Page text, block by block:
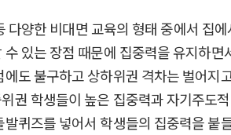
다양한 비대면 교육의 형태 중에서 집
있는 장점 때문에 집중력을 유지하
도 불구하고 상하위권 격차는 벌어
권 학생들이 높은 집중력과 자기주도
퀴즈를 넣어서 학생들의 집중력을